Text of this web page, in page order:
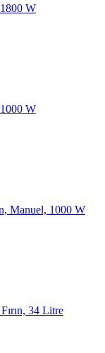
W
W
Manuel, 1000 W
34 Litre